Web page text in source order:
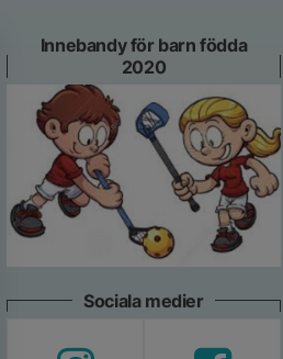
Innebandy för barn födda
2020
Sociala medier